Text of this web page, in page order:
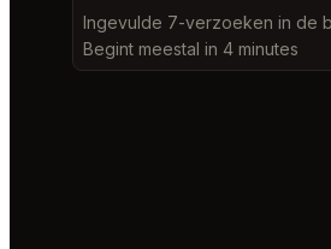
Ingevulde 7-verzoeken in de
Begint meestal in 4 minutes